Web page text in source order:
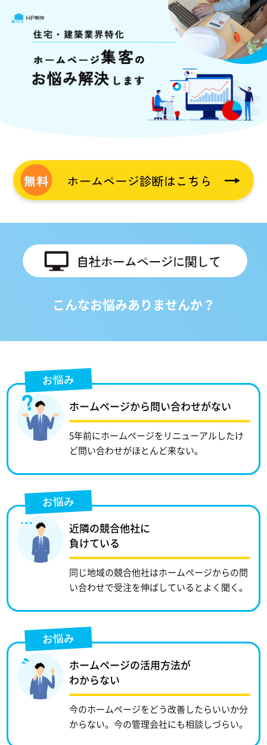
こんなお悩みありませんか？
お悩み
ホームページから問い合わせがない
5年前にホームページをリニューアルしたけ
ど問い合わせがほとんど来ない。
お悩み
近隣の競合他社に
負けている
同じ地域の競合他社はホームページからの問
い合わせで受注を伸ばしているとよく聞く。
お悩み
ホームページの活用方法が
わからない
今のホームページをどう改善したらいいか分
からない。今の管理会社にも相談しづらい。